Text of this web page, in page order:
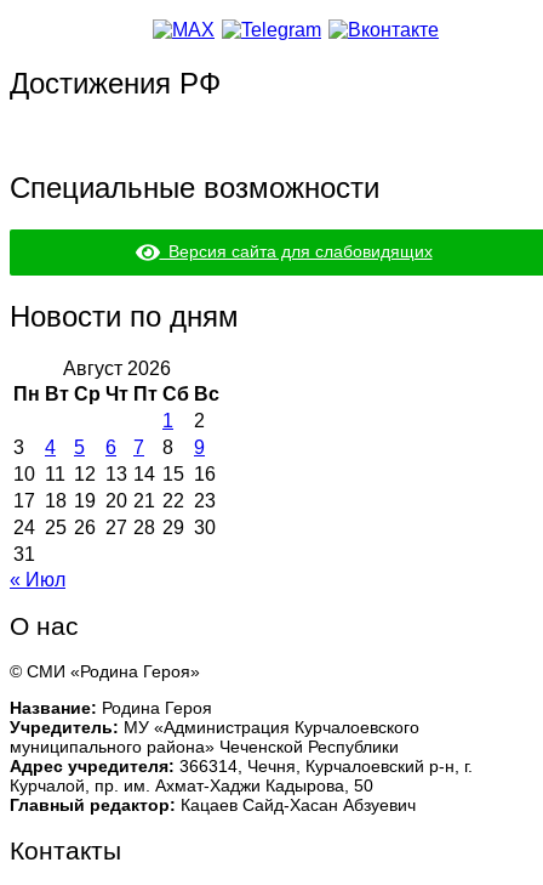
Достижения РФ
Специальные возможности
Версия сайта для слабовидящих
Новости по дням
Август 2026
Пн Вт Ср Чт Пт Сб Вс
1
2
3
4 5 6 7 8
9
10 11 12 13 14 15 16
17 18 19 20 21 22 23
24 25 26 27 28 29 30
31
« Июл
О нас
© СМИ «Родина Героя»
Название: Родина Героя
Учредитель: МУ «Администрация Курчалоевского
муниципального района» Чеченской Республики
Адрес учредителя: 366314, Чечня, Курчалоевский р-н, г.
Курчалой, пр. им. Ахмат-Хаджи Кадырова, 50
Главный редактор: Кацаев Сайд-Хасан Абзуевич
Контакты